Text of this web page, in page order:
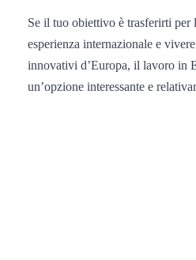
Se il tuo obiettivo è trasferirti per
esperienza internazionale e
innovativi d’Europa, il lavoro in
un’opzione interessante e